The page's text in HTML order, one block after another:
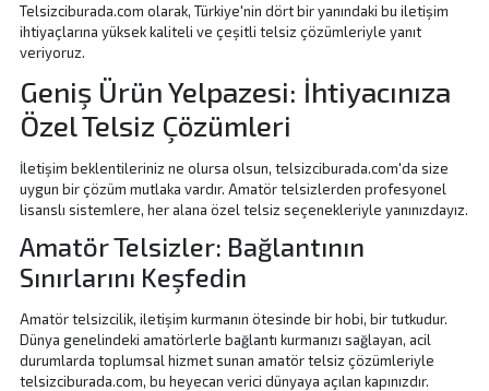
Telsizciburada.com olarak, Türkiye'nin dört bir yanındaki bu iletişim
ihtiyaçlarına yüksek kaliteli ve çeşitli telsiz çözümleriyle yanıt
veriyoruz.
Geniş Ürün Yelpazesi: İhtiyacınıza
Özel Telsiz Çözümleri
İletişim beklentileriniz ne olursa olsun, telsizciburada.com'da size
uygun bir çözüm mutlaka vardır. Amatör telsizlerden profesyonel
lisanslı sistemlere, her alana özel telsiz seçenekleriyle yanınızdayız.
Amatör Telsizler: Bağlantının
Sınırlarını Keşfedin
Amatör telsizcilik, iletişim kurmanın ötesinde bir hobi, bir tutkudur.
Dünya genelindeki amatörlerle bağlantı kurmanızı sağlayan, acil
durumlarda toplumsal hizmet sunan amatör telsiz çözümleriyle
telsizciburada.com, bu heyecan verici dünyaya açılan kapınızdır.